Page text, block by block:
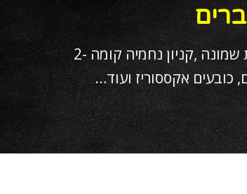
,קניון נחמיה קומה -2